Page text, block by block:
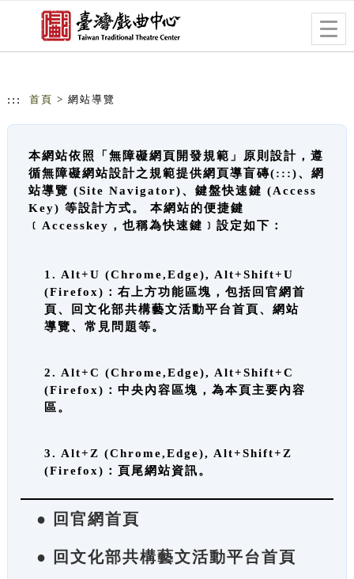
跳到主要內容
網站導覽
::: 首頁 > 網站導覽
本網站依照「無障礙網頁開發規範」原則設計，遵
循無障礙網站設計之規範提供網頁導盲磚(:::)、網
站導覽 (Site Navigator)、鍵盤快速鍵 (Access
Key) 等設計方式。 本網站的便捷鍵
﹝Accesskey，也稱為快速鍵﹞設定如下：
1. Alt+U (Chrome,Edge), Alt+Shift+U
(Firefox)：右上方功能區塊，包括回官網首
頁、回文化部共構藝文活動平台首頁、網站
導覽、常見問題等。
2. Alt+C (Chrome,Edge), Alt+Shift+C
(Firefox)：中央內容區塊，為本頁主要內容
區。
3. Alt+Z (Chrome,Edge), Alt+Shift+Z
(Firefox)：頁尾網站資訊。
● 回官網首頁
● 回文化部共構藝文活動平台首頁